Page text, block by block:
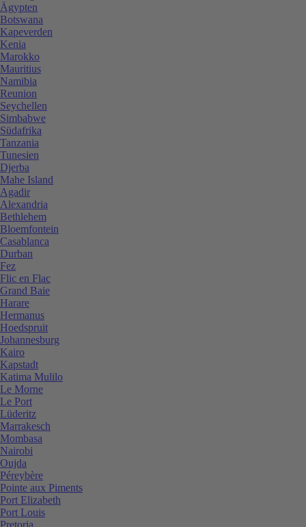
Ägypten
Botswana
Kapeverden
Kenia
Marokko
Mauritius
Namibia
Reunion
Seychellen
Simbabwe
Südafrika
Tanzania
Tunesien
Djerba
Mahe Island
Agadir
Alexandria
Bethlehem
Bloemfontein
Casablanca
Durban
Fez
Flic en Flac
Grand Baie
Harare
Hermanus
Hoedspruit
Johannesburg
Kairo
Kapstadt
Katima Mulilo
Le Morne
Le Port
Lüderitz
Marrakesch
Mombasa
Nairobi
Oujda
Péreybère
Pointe aux Piments
Port Elizabeth
Port Louis
Pretoria